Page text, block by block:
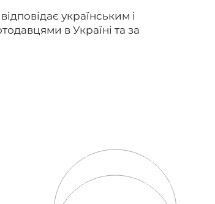
українським і
в Україні та за
38 ( 960-02-33
rehabvidnovlenja@gmail.com